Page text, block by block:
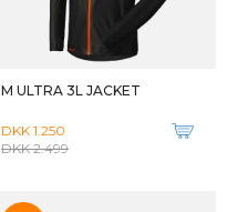
M ULTRA 3L JACKET
DKK 1.250
DKK 2.499